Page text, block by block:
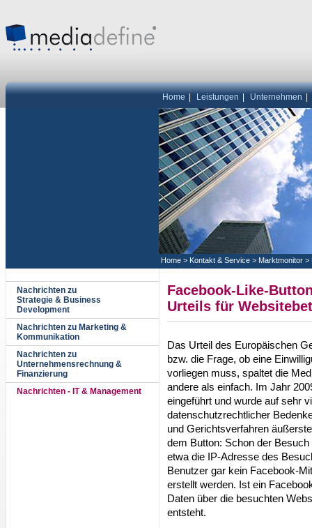
Home Leistungen Unternehmen
Home > Kontakt & Service > Marktmonitor >
Nachrichten zu
Strategie & Business
Development
Nachrichten zu Marketing &
Kommunikation
Nachrichten zu
Unternehmensrechnung &
Finanzierung
Nachrichten - IT & Management
Facebook-Like-
Urteils für
Das Urteil des Europäischen
bzw. die Frage, ob eine
vorliegen muss, spaltet die
andere als einfach. Im Jahr
eingeführt und wurde auf sehr
datenschutzrechtlicher
und Gerichtsverfahren
dem Button: Schon der
etwa die IP-Adresse des
Benutzer gar kein Facebook-
erstellt werden. Ist ein
Daten über die besuchten
entsteht.